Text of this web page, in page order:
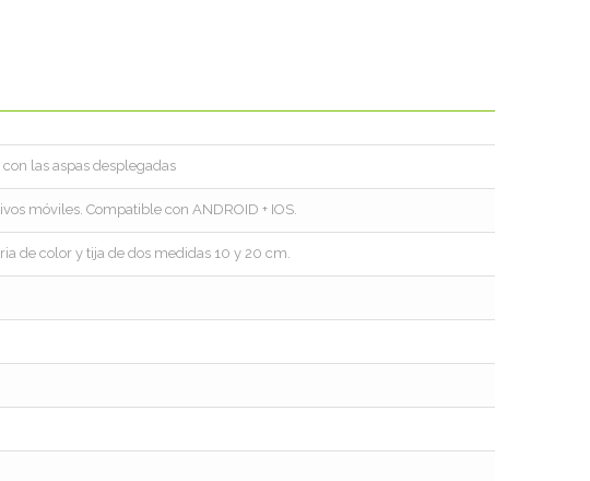
las aspas desplegadas
móviles. Compatible con ANDROID + IOS.
de color y tija de dos medidas 10 y 20 cm.